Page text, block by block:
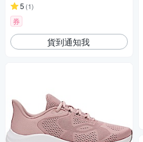
5 (1)
券
貨到通知我